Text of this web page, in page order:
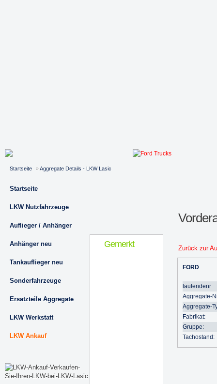
Startseite »Aggregate Details - LKW Lasic
Startseite
LKW Nutzfahrzeuge
Auflieger / Anhänger
Anhänger neu
Tankauflieger neu
Sonderfahrzeuge
Ersatzteile Aggregate
LKW Werkstatt
LKW Ankauf
Gemerkt Zurück zur
FORD
laufendenr
Aggregate-
Aggregate-
Fabrikat:
Gruppe:
Tachostand: